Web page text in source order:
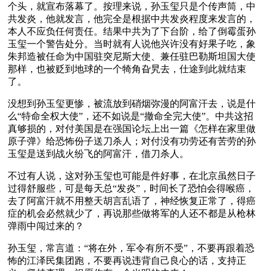
个头，就宣布落幕了。按理来说，孙玉玺只是个传声筒，中
共发炎，他就发言，他完全是根据中共发炎程度来发言的，
本人不应负任何责任。结果中共为了下台阶，给了倒霉蛋孙
玉玺一个警告处分。当时就有人说他兴许没有好果子吃，象
朱邦造被任命为中国驻突尼斯大使、兼任驻巴勒斯坦国大使
那样，也被贬到地球的一个犄角旮旯去，仕途到此就结束
了。
没想到孙玉玺更惨，被流放到硝烟弥漫的阿富汗去，说是什
么“特命全权大使”，还不如说是“撤命全完大使”。中共这招
真够损的，对付美国是在强国论坛上出一篇《怎样在家里做
原子弹》给恐怖份子送刀杀人；对付没有功劳还有苦劳的孙
玉玺是送到战火纷飞的阿富汗，借刀杀人。
不过有人说，这对孙玉玺也可能是件好事，在北京虽然日子
过得舒服些，可是每天总“发炎”，时间长了恐怕会得喉癌，
去了阿富汗就不用整天胡言乱语了，神经恢复正常了，得癌
症的机会必然就少了，再说那些做将军的人还不都是从枪林
弹雨中闯过来的？
孙玉玺，常言道：“将在外，军令有所不受”，不要再跟着恐
怖的江泽民集团跑，不要再说违背自己良心的话，支持正